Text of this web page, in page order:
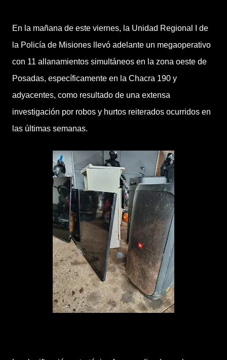
En la mañana de este viernes, la Unidad Regional I de
la Policía de Misiones llevó adelante un megaoperativo
con 11 allanamientos simultáneos en la zona oeste de
Posadas, específicamente en la Chacra 190 y
adyacentes, como resultado de una extensa
investigación por robos y hurtos reiterados ocurridos en
las últimas semanas.